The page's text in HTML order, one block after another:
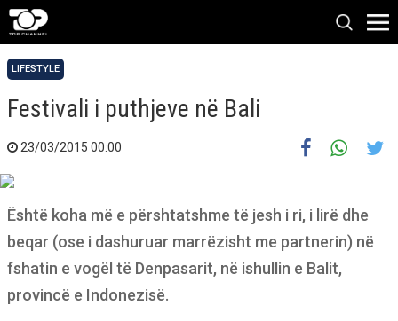
LIFESTYLE
Festivali i puthjeve në Bali
23/03/2015 00:00
Është koha më e përshtatshme të jesh i ri, i lirë dhe
beqar (ose i dashuruar marrëzisht me partnerin) në
fshatin e vogël të Denpasarit, në ishullin e Balit,
provincë e Indonezisë.